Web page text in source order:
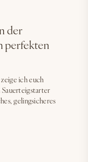
der
perfekten
ich euch
gelingsicheres